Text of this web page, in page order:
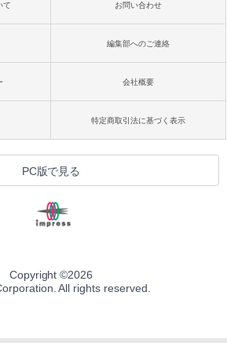
て お問い合わせ
編集部へのご連絡
会社概要
特定商取引法に基づく表示
PC版で見る
Copyright ©2026
All rights reserved.